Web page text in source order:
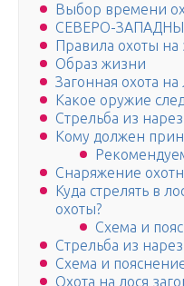
Выбор времени
СЕВЕРО-
Правила охоты на
Образ жизни
Загонная охота
Какое оружие
Стрельба из
Кому должен
Снаряжение
Куда стрелять в
охоты?
Схема и
Стрельба из
Схема и
Охота на лося